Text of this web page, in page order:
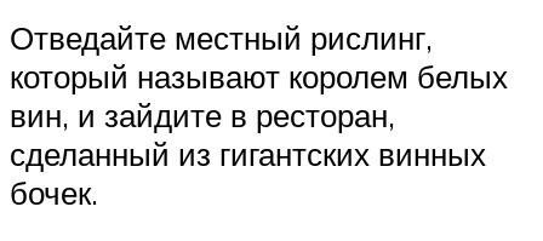
Отведайте местный рислинг,
который называют королем белых
вин, и зайдите в ресторан,
сделанный из гигантских винных
бочек.